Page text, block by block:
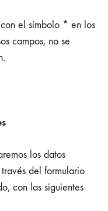
con el símbolo * en los
campos, no se
los datos
del formulario
con las siguientes